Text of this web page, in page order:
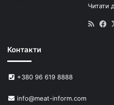
Читати
RSS
Контакти
+380 96 619 8888
info@meat-inform.com